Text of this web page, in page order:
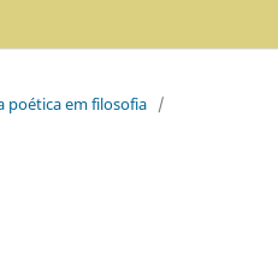
poética em filosofia /